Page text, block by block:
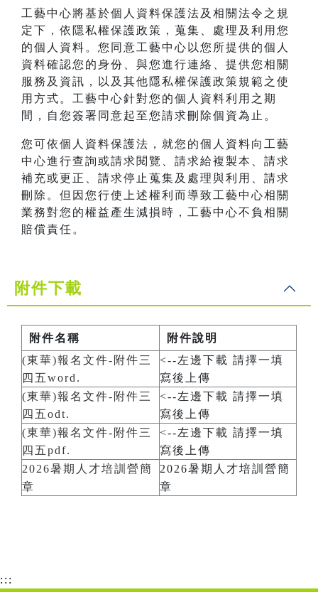
工藝中心將基於個人資料保護法及相關法令之規
定下，依隱私權保護政策，蒐集、處理及利用您
的個人資料。您同意工藝中心以您所提供的個人
資料確認您的身份、與您進行連絡、提供您相關
服務及資訊，以及其他隱私權保護政策規範之使
用方式。工藝中心針對您的個人資料利用之期
間，自您簽署同意起至您請求刪除個資為止。
您可依個人資料保護法，就您的個人資料向工藝
中心進行查詢或請求閱覽、請求給複製本、請求
補充或更正、請求停止蒐集及處理與利用、請求
刪除。但因您行使上述權利而導致工藝中心相關
業務對您的權益產生減損時，工藝中心不負相關
賠償責任。
附件下載
附件名稱
附件說明
(東華)報名文件-附件三
四五word.
<--左邊下載 請擇一填
寫後上傳
(東華)報名文件-附件三
四五odt.
<--左邊下載 請擇一填
寫後上傳
(東華)報名文件-附件三
四五pdf.
<--左邊下載 請擇一填
寫後上傳
2026暑期人才培訓營簡
章
2026暑期人才培訓營簡
章
:::